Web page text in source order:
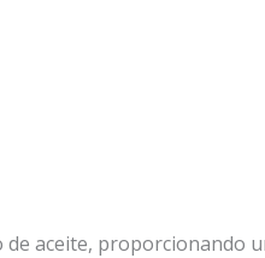
aceite, proporcionando